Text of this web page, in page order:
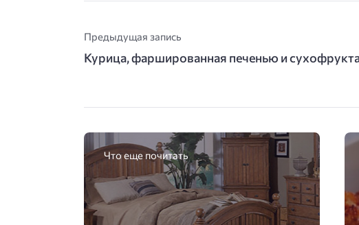
Предыдущая запись
Курица, фаршированная печенью и
Что еще почитать